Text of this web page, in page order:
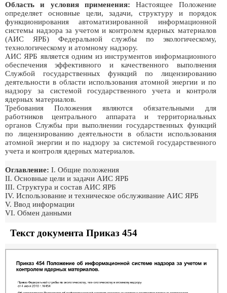
Область и условия применения: Настоящее Положение
определяет основные цели, задачи, структуру и порядок
функционирования автоматизированной информационной
системы надзора за учетом и контролем ядерных материалов
(АИС ЯРБ) Федеральной службы по экологическому,
технологическому и атомному надзору.
АИС ЯРБ является одним из инструментов информационного
обеспечения эффективного и качественного выполнения
Службой государственных функций по лицензированию
деятельности в области использования атомной энергии и по
надзору за системой государственного учета и контроля
ядерных материалов.
Требования Положения являются обязательными для
работников центрального аппарата и территориальных
органов Службы при выполнении государственных функций
по лицензированию деятельности в области использования
атомной энергии и по надзору за системой государственного
учета и контроля ядерных материалов.
Оглавление: I. Общие положения
II. Основные цели и задачи АИС ЯРБ
III. Структура и состав АИС ЯРБ
IV. Использование и техническое обслуживание АИС ЯРБ
V. Ввод информации
VI. Обмен данными
Текст документа Приказ 454